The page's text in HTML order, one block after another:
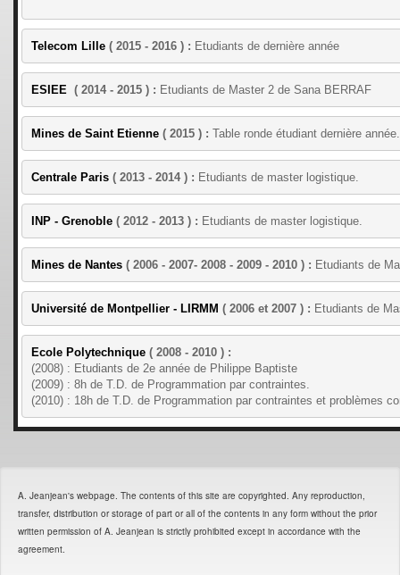
Telecom Lille ( 2015 - 2016 ) : Etudiants de dernière année
ESIEE ( 2014 - 2015 ) : Etudiants de Master 2 de Sana BERRAF
Mines de Saint Etienne ( 2015 ) : Table ronde étudiant dernière année.
Centrale Paris ( 2013 - 2014 ) : Etudiants de master logistique.
INP - Grenoble ( 2012 - 2013 ) : Etudiants de master logistique.
Mines de Nantes ( 2006 - 2007- 2008 - 2009 - 2010 ) : Etudiants de
Université de Montpellier - LIRMM ( 2006 et 2007 ) : Etudiants de
Ecole Polytechnique ( 2008 - 2010 ) :
(2008) : Etudiants de 2e année de Philippe Baptiste
(2009) : 8h de T.D. de Programmation par contraintes.
(2010) : 18h de T.D. de Programmation par contraintes et problèmes
A. Jeanjean's webpage. The contents of this site are copyrighted. Any reproduction,
transfer, distribution or storage of part or all of the contents in any form without the prior
written permission of A. Jeanjean is strictly prohibited except in accordance with the
agreement.